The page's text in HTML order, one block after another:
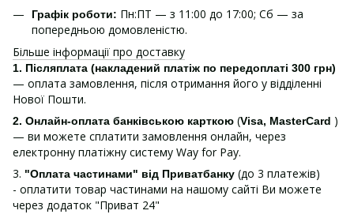
Графік роботи: Пн:ПТ — з 11:00 до 17:00; Сб — за
попередньою домовленістю.
Більше інформації про доставку
1. Післяплата (накладений платіж по передоплаті 300 грн)
— оплата замовлення, після отримання його у відділенні
Нової Пошти.
2. Онлайн-оплата банківською карткою (Visa, MasterCard )
— ви можете сплатити замовлення онлайн, через
електронну платіжну систему Way for Pay.
3. "Оплата частинами" від Приватбанку (до 3 платежів)
- оплатити товар частинами на нашому сайті Ви можете
через додаток "Приват 24"